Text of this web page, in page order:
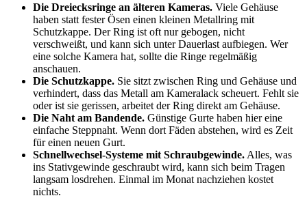
Die Dreiecksringe an älteren Kameras. Viele Gehäuse
haben statt fester Ösen einen kleinen Metallring mit
Schutzkappe. Der Ring ist oft nur gebogen, nicht
verschweißt, und kann sich unter Dauerlast aufbiegen. Wer
eine solche Kamera hat, sollte die Ringe regelmäßig
anschauen.
Die Schutzkappe. Sie sitzt zwischen Ring und Gehäuse und
verhindert, dass das Metall am Kameralack scheuert. Fehlt sie
oder ist sie gerissen, arbeitet der Ring direkt am Gehäuse.
Die Naht am Bandende. Günstige Gurte haben hier eine
einfache Steppnaht. Wenn dort Fäden abstehen, wird es Zeit
für einen neuen Gurt.
Schnellwechsel-Systeme mit Schraubgewinde. Alles, was
ins Stativgewinde geschraubt wird, kann sich beim Tragen
langsam losdrehen. Einmal im Monat nachziehen kostet
nichts.